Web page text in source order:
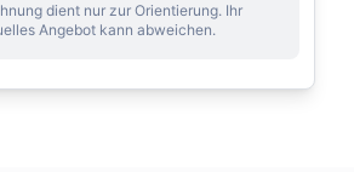
dient nur zur Orientierung. Ihr
Angebot kann abweichen.